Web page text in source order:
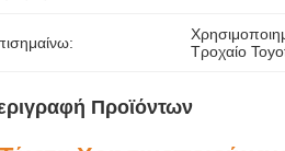
Τροχαίο
Προϊόντων